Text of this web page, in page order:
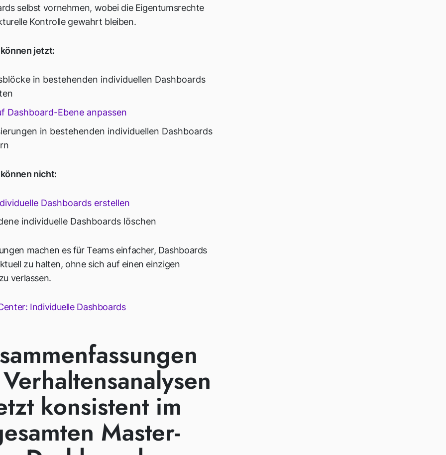
selbst vornehmen, wobei die Eigentumsrechte
Kontrolle gewahrt bleiben.
jetzt:
in bestehenden individuellen Dashboards
Dashboard-Ebene anpassen
in bestehenden individuellen Dashboards
nicht:
Dashboards erstellen
individuelle Dashboards löschen
machen es für Teams einfacher, Dashboards
zu halten, ohne sich auf einen einzigen
verlassen.
Individuelle Dashboards
konsistent im
Master-